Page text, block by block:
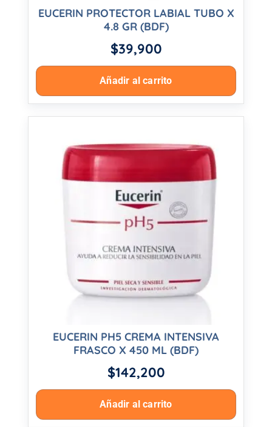
EUCERIN PROTECTOR LABIAL TUBO X
4.8 GR (BDF)
$39,900
Añadir al carrito
EUCERIN PH5 CREMA INTENSIVA
FRASCO X 450 ML (BDF)
$142,200
Añadir al carrito